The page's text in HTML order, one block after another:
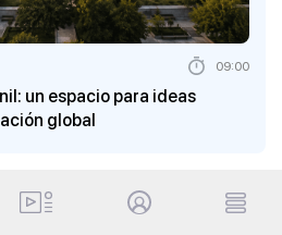
un espacio para ideas
global
09:00